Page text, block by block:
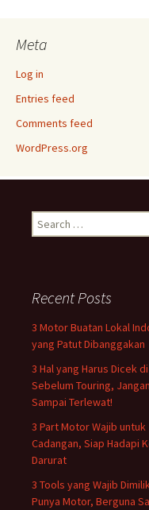
Meta
Log in
Entries feed
Comments feed
WordPress.org
Search
for:
Recent Posts
3 Motor Buatan Lokal
yang Patut Dibanggakan
3 Hal yang Harus Dicek
Sebelum Touring, Jangan
Sampai Terlewat!
3 Part Motor Wajib untuk
Cadangan, Siap Hadapi
Darurat
3 Tools yang Wajib
Punya Motor, Berguna